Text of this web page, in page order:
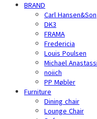
BRAND
Carl Hansen&Son
DK3
FRAMA
Fredericia
Louis Poulsen
Michael
noiich
PP Møbler
Furniture
Dining chair
Lounge Chair